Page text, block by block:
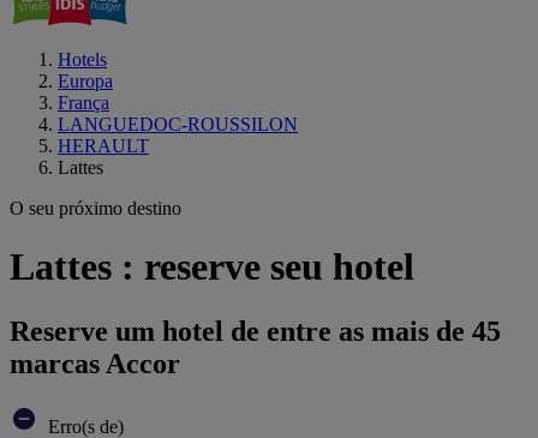
Hotels
Europa
França
LANGUEDOC-ROUSSILON
HERAULT
Lattes
O seu próximo destino
Lattes : reserve seu hotel
Reserve um hotel de entre as mais de 45
marcas Accor
Erro(s de)